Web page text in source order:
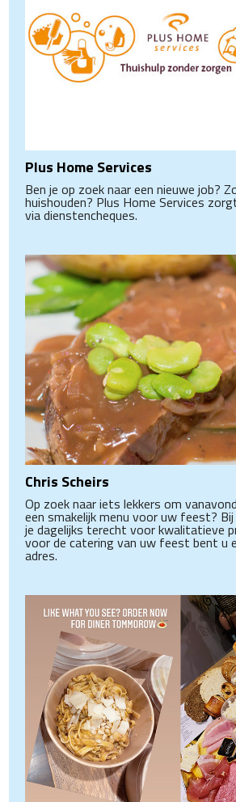
Plus Home Services
Ben je op zoek naar een nieuwe job?
huishouden? Plus Home Services
via dienstencheques.
Chris Scheirs
Op zoek naar iets lekkers om
een smakelijk menu voor uw feest? Bij
je dagelijks terecht voor kwalitatieve
voor de catering van uw feest bent u
adres.